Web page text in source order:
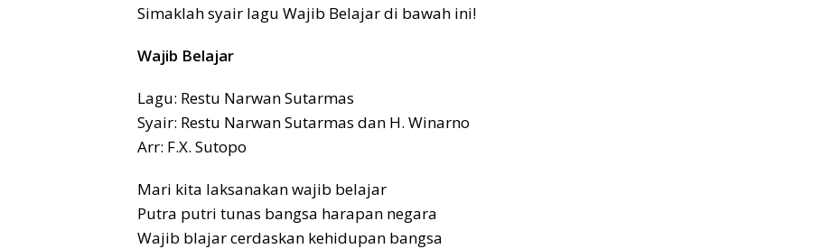
Simaklah syair lagu Wajib Belajar di bawah ini!
Wajib Belajar
Lagu: Restu Narwan Sutarmas
Syair: Restu Narwan Sutarmas dan H. Winarno
Arr: F.X. Sutopo
Mari kita laksanakan wajib belajar
Putra putri tunas bangsa harapan negara
Wajib blajar cerdaskan kehidupan bangsa